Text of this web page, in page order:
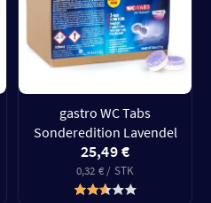
gastro WC Tabs
Sonderedition Lavendel
25,49 €
0,32 € / STK